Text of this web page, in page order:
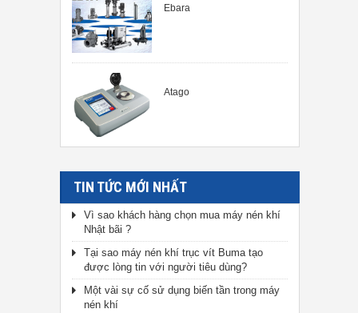
Ebara
Atago
TIN TỨC MỚI NHẤT
Vì sao khách hàng chọn mua máy nén khí
Nhật bãi ?
Tại sao máy nén khí trục vít Buma tạo
được lòng tin với người tiêu dùng?
Một vài sự cố sử dụng biến tần trong máy
nén khí